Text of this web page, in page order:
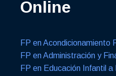
Online
FP en Acondicionamiento
FP en Administración y
FP en Educación Infantil a